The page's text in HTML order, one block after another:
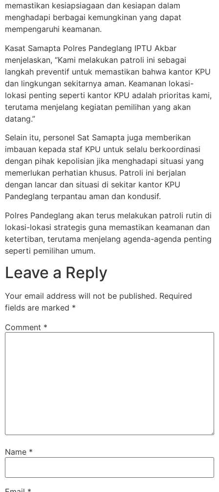
memastikan kesiapsiagaan dan kesiapan dalam
menghadapi berbagai kemungkinan yang dapat
mempengaruhi keamanan.
Kasat Samapta Polres Pandeglang IPTU Akbar
menjelaskan, “Kami melakukan patroli ini sebagai
langkah preventif untuk memastikan bahwa kantor KPU
dan lingkungan sekitarnya aman. Keamanan lokasi-
lokasi penting seperti kantor KPU adalah prioritas kami,
terutama menjelang kegiatan pemilihan yang akan
datang.”
Selain itu, personel Sat Samapta juga memberikan
imbauan kepada staf KPU untuk selalu berkoordinasi
dengan pihak kepolisian jika menghadapi situasi yang
memerlukan perhatian khusus. Patroli ini berjalan
dengan lancar dan situasi di sekitar kantor KPU
Pandeglang terpantau aman dan kondusif.
Polres Pandeglang akan terus melakukan patroli rutin di
lokasi-lokasi strategis guna memastikan keamanan dan
ketertiban, terutama menjelang agenda-agenda penting
seperti pemilihan umum.
Leave a Reply
Your email address will not be published. Required
fields are marked *
Comment *
Name *